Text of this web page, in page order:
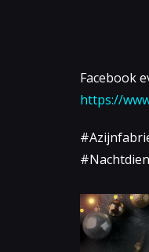
Facebook
https://